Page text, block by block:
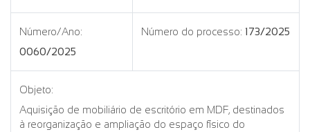
Número/Ano:
0060/2025
Número do processo: 173/2025
Objeto:
Aquisição de mobiliário de escritório em MDF, destinados
à reorganização e ampliação do espaço físico do